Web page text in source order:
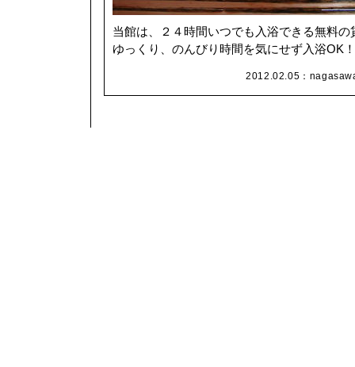
当館は、２４時間いつでも入浴できる無料
ゆっくり、のんびり時間を気にせず入浴OK！
2012.02.05：